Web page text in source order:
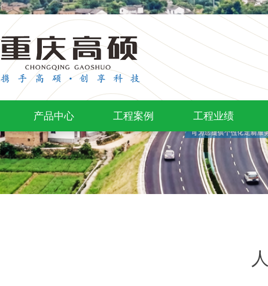
产品中心 工程案例 工程业绩